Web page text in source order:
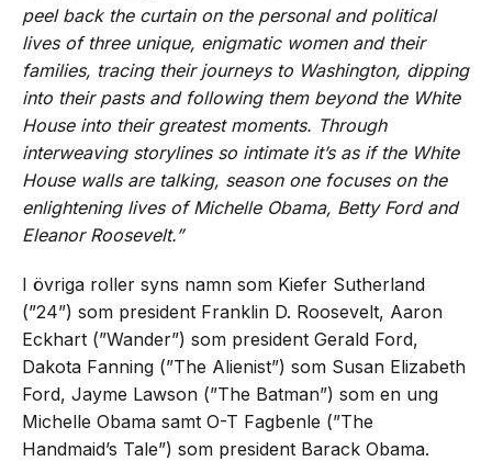
peel back the curtain on the personal and political
lives of three unique, enigmatic women and their
families, tracing their journeys to Washington, dipping
into their pasts and following them beyond the White
House into their greatest moments. Through
interweaving storylines so intimate it’s as if the White
House walls are talking, season one focuses on the
enlightening lives of Michelle Obama, Betty Ford and
Eleanor Roosevelt.”
I övriga roller syns namn som Kiefer Sutherland
(”24”) som president Franklin D. Roosevelt, Aaron
Eckhart (”Wander”) som president Gerald Ford,
Dakota Fanning (”The Alienist”) som Susan Elizabeth
Ford, Jayme Lawson (”The Batman”) som en ung
Michelle Obama samt O-T Fagbenle (”The
Handmaid’s Tale”) som president Barack Obama.